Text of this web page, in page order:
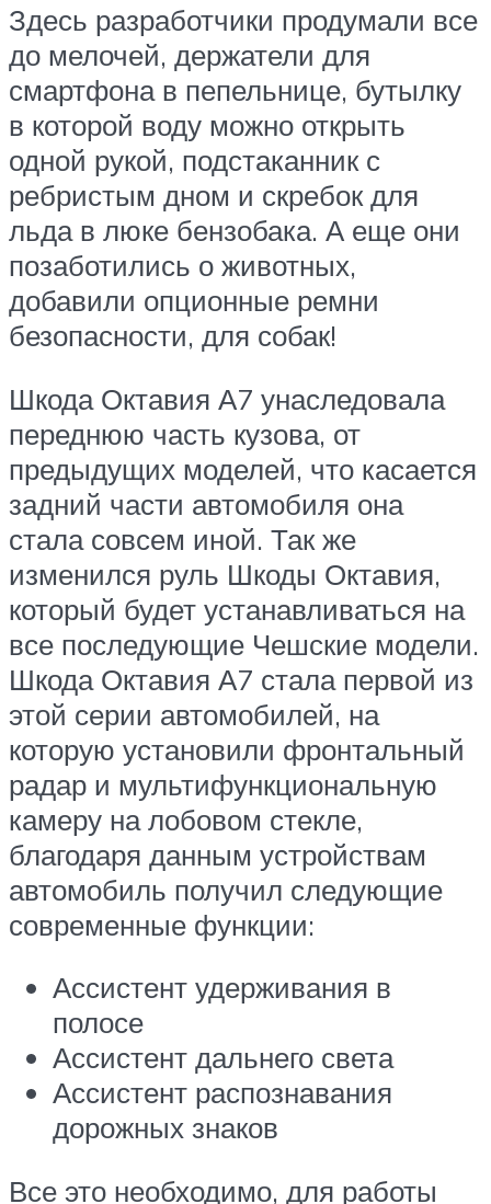
Здесь разработчики продумали все
до мелочей, держатели для
смартфона в пепельнице, бутылку
в которой воду можно открыть
одной рукой, подстаканник с
ребристым дном и скребок для
льда в люке бензобака. А еще они
позаботились о животных,
добавили опционные ремни
безопасности, для собак!
Шкода Октавия А7 унаследовала
переднюю часть кузова, от
предыдущих моделей, что касается
задний части автомобиля она
стала совсем иной. Так же
изменился руль Шкоды Октавия,
который будет устанавливаться на
все последующие Чешские модели.
Шкода Октавия А7 стала первой из
этой серии автомобилей, на
которую установили фронтальный
радар и мультифункциональную
камеру на лобовом стекле,
благодаря данным устройствам
автомобиль получил следующие
современные функции:
Ассистент удерживания в
полосе
Ассистент дальнего света
Ассистент распознавания
дорожных знаков
Все это необходимо, для работы